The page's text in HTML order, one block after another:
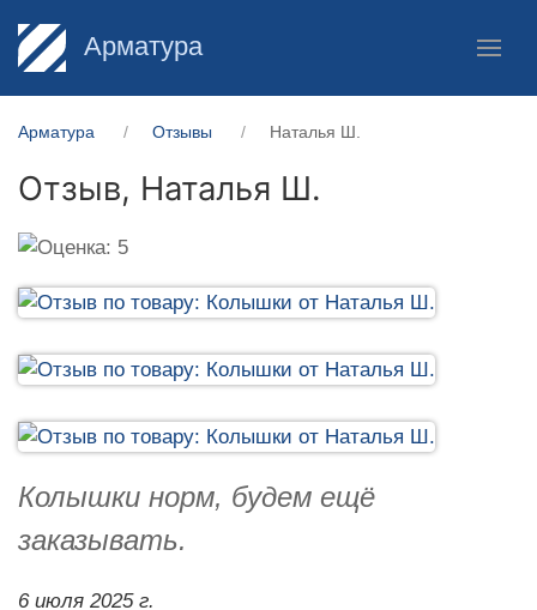
Арматура
Арматура Отзывы Наталья Ш.
Отзыв, Наталья Ш.
Колышки норм, будем ещё
заказывать.
6 июля 2025 г.